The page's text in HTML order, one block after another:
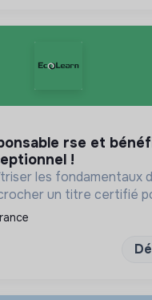
!
les fondamentaux
un titre certifié
d'affaires de